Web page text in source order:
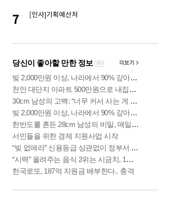
7 [인사]기획예산처